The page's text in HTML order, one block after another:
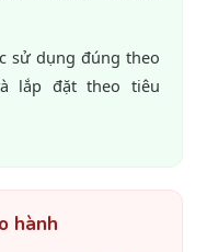
sử dụng đúng theo
lắp đặt theo tiêu
hành